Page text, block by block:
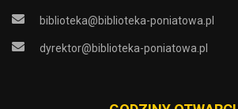
biblioteka@biblioteka-poniatowa.pl
dyrektor@biblioteka-poniatowa.pl